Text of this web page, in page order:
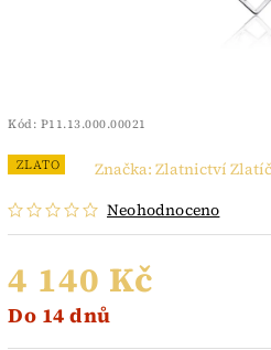
Kód: P11.13.000.00021
ZLATO
Neohodnoceno
Značka: Zlatnictví
4 140 Kč
Do 14 dnů